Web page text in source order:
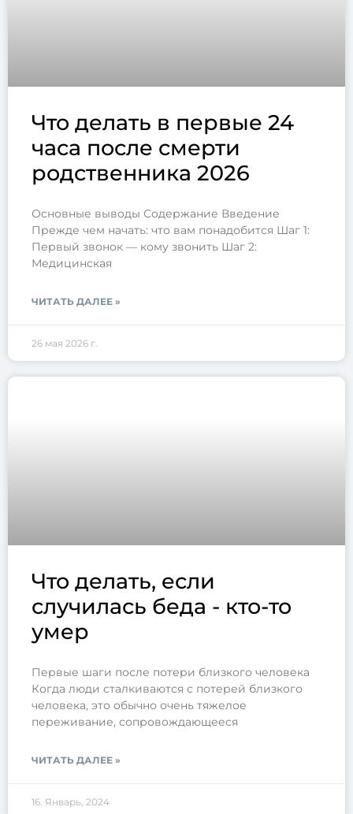
Что делать в первые 24
часа после смерти
родственника 2026
Основные выводы Содержание Введение
Прежде чем начать: что вам понадобится Шаг 1:
Первый звонок — кому звонить Шаг 2:
Медицинская
ЧИТАТЬ ДАЛЕЕ »
26 мая 2026 г.
Что делать, если
случилась беда - кто-то
умер
Первые шаги после потери близкого человека
Когда люди сталкиваются с потерей близкого
человека, это обычно очень тяжелое
переживание, сопровождающееся
ЧИТАТЬ ДАЛЕЕ »
16. Январь, 2024